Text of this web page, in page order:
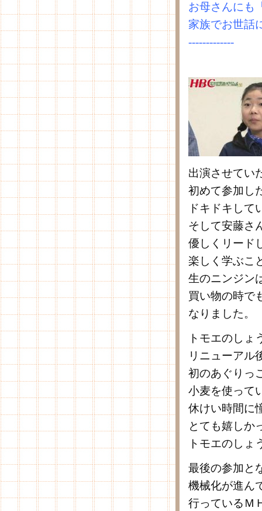
お母さんにも
家族でお世話
-------------
出演させてい
初めて参加し
ドキドキして
そして安藤さ
優しくリード
楽しく学ぶこ
生のニンジン
買い物の時で
なりました。
トモエのしょ
リニューアル
初のあぐりっ
小麦を使って
休けい時間に
とても嬉しか
トモエのしょ
最後の参加と
機械化が進ん
行っているＭ